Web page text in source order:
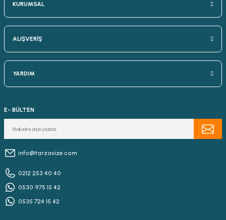
KURUMSAL
ALIŞVERİŞ
YARDIM
E- BÜLTEN
info@tarzavize.com
0212 253 40 40
0530 975 15 42
0535 724 15 42